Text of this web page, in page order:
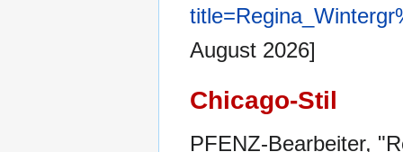
August 2026]
Chicago-Stil
PFENZ-Bearbeiter,